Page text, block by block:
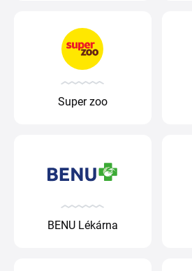
Super zoo
BENU Lékárna